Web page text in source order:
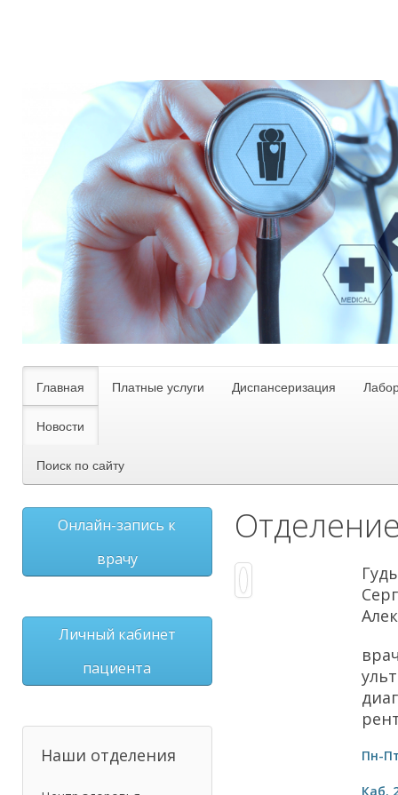
Главная Платные услуги Диспансеризация
Новости
Поиск по сайту
Пн-
Каб.
Онлайн-запись к
врачу
Личный кабинет
пациента
Наши отделения